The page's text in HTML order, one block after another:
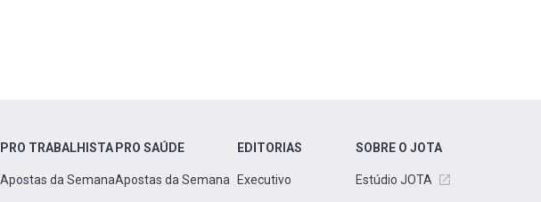
PRO TRABALHISTA
Apostas da Semana
PRO SAÚDE
Apostas da Semana
EDITORIAS
Executivo
SOBRE O JOTA
Estúdio JOTA